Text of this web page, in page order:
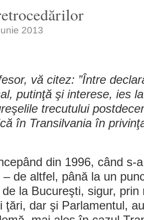
2013
vă citez: ”Între
putinţă şi interese, ies
trecutului
în Transilvania în
din 1996, când s-
– de altfel, până la un
la Bucureşti, sigur, prin
ţări, dar şi Parlamentul,